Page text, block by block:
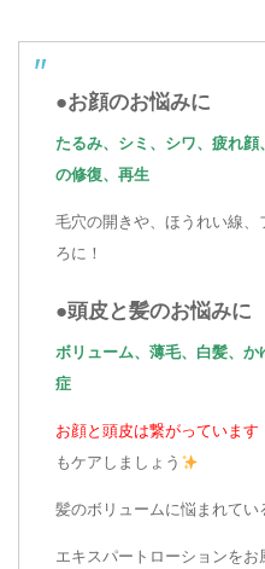
●お顔のお悩みに
たるみ、シミ、シワ、疲れ
の修復、再生
毛穴の開きや、ほうれい線
ろに！
●頭皮と髪のお悩みに
ボリューム、薄毛、白髪、
症
お顔と頭皮は繋がっています
もケアしましょう
髪のボリュームに悩まれてい
エキスパートローションを